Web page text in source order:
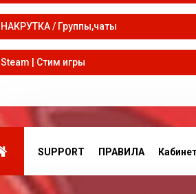
НАКРУТКА / Группы,чаты
Steam | Стим игры
SUPPORT ПРАВИЛА